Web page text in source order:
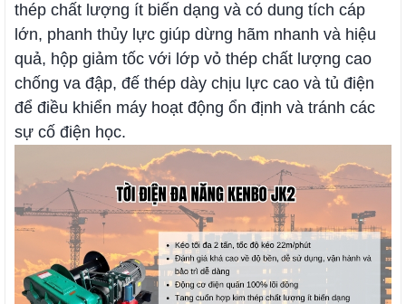
thép chất lượng ít biến dạng và có dung tích cáp
lớn, phanh thủy lực giúp dừng hãm nhanh và hiệu
quả, hộp giảm tốc với lớp vỏ thép chất lượng cao
chống va đập, đế thép dày chịu lực cao và tủ điện
để điều khiển máy hoạt động ổn định và tránh các
sự cố điện học.